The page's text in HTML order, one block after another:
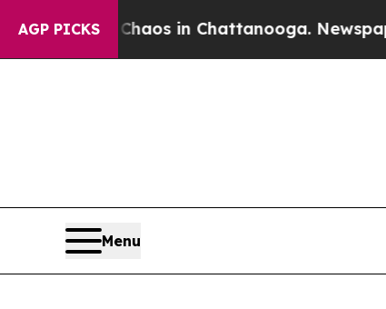
AGP PICKS
Chaos in Chattanooga. Newspaper
Menu